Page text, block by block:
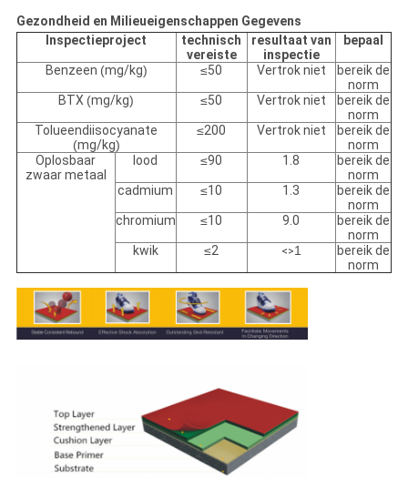
Gezondheid en Milieueigenschappen Gegevens
Inspectieproject
technisch
vereiste
resultaat van
inspectie
bepaal
Benzeen (mg/kg) ≤50 Vertrok niet
bereik de
norm
BTX (mg/kg) ≤50 Vertrok niet
bereik de
norm
(mg/kg)
≤200 Vertrok niet
bereik de
norm
Oplosbaar
zwaar metaal
lood ≤90 1.8
bereik de
norm
cadmium
≤10 1.3
bereik de
norm
chromium
≤10 9.0
bereik de
norm
kwik
≤2 <>1
bereik de
norm